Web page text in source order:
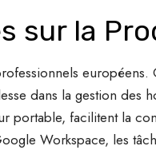
sur la
dans la gestion des
portable, facilitent la
Workspace, les